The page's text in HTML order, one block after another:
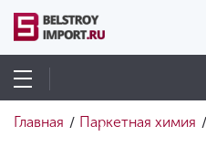
Главная / Паркетная химия /